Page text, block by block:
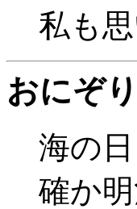
私も
おにぞり
海の日
確か